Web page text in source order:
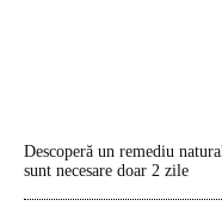
Descoperă un remediu
sunt necesare doar 2 zile